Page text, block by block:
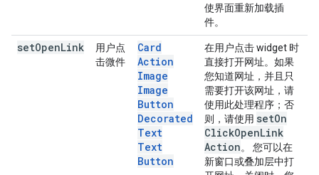
使界面重新加载插
件。
setOpenLink
用户点
击微件
Card
Action
Image
Image
Button
Decorated
Text
Text
Button
在用户点击 widget 时
直接打开网址。如果
您知道网址，并且只
需要打开该网址，请
使用此处理程序；否
则，请使用 setOn
ClickOpenLink
Action。 您可以在
新窗口或叠加层中打